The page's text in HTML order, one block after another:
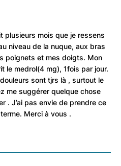
plusieurs mois que je ressens
niveau de la nuque, aux bras
poignets et mes doigts. Mon
le medrol(4 mg), 1fois par jour.
sont tjrs là , surtout le
me suggérer quelque chose
. J’ai pas envie de prendre ce
Merci à vous .